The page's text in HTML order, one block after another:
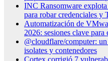
INC Ransomware
para robar credenciales y
Automatización de
2026: sesiones clave
@cloudflare/computer:
isolates y contenedores
Cortex corrigió 7